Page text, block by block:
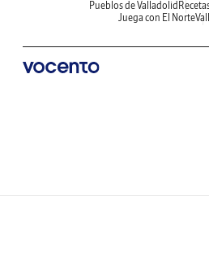
Pueblos de Valladolid
Juega con El Norte